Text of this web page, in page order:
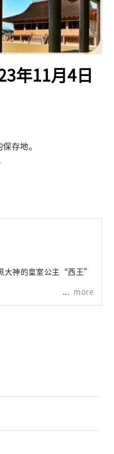
年11月4日
存地。
大神的皇室公主“西王”
more